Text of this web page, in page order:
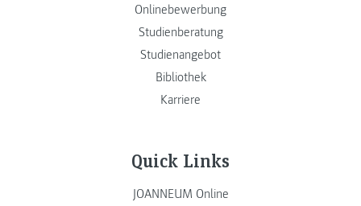
Onlinebewerbung
Studienberatung
Studienangebot
Bibliothek
Karriere
Quick Links
JOANNEUM Online